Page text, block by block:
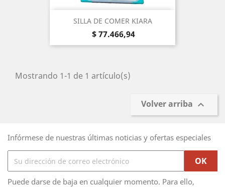
SILLA DE COMER KIARA
Precio
$ 77.466,94
Mostrando 1-1 de 1 artículo(s)
Volver arriba 
Infórmese de nuestras últimas noticias y ofertas especiales
Puede darse de baja en cualquier momento. Para ello,